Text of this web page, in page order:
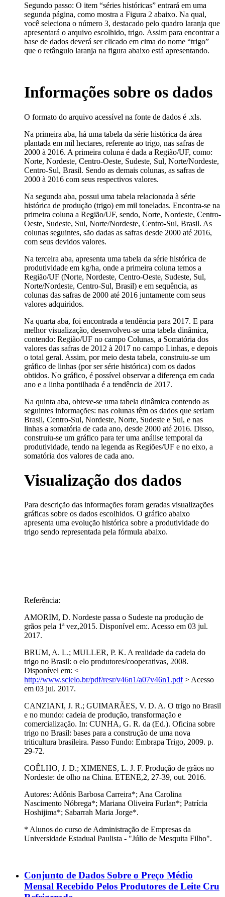
Segundo passo: O item “séries históricas” entrará em uma
segunda página, como mostra a Figura 2 abaixo. Na qual,
você seleciona o número 3, destacado pelo quadro laranja que
apresentará o arquivo escolhido, trigo. Assim para encontrar a
base de dados deverá ser clicado em cima do nome “trigo”
que o retângulo laranja na figura abaixo está apresentando.
Informações sobre os dados
O formato do arquivo acessível na fonte de dados é .xls.
Na primeira aba, há uma tabela da série histórica da área
plantada em mil hectares, referente ao trigo, nas safras de
2000 à 2016. A primeira coluna é dada a Região/UF, como:
Norte, Nordeste, Centro-Oeste, Sudeste, Sul, Norte/Nordeste,
Centro-Sul, Brasil. Sendo as demais colunas, as safras de
2000 à 2016 com seus respectivos valores.
Na segunda aba, possui uma tabela relacionada à série
histórica de produção (trigo) em mil toneladas. Encontra-se na
primeira coluna a Região/UF, sendo, Norte, Nordeste, Centro-
Oeste, Sudeste, Sul, Norte/Nordeste, Centro-Sul, Brasil. As
colunas seguintes, são dadas as safras desde 2000 até 2016,
com seus devidos valores.
Na terceira aba, apresenta uma tabela da série histórica de
produtividade em kg/ha, onde a primeira coluna temos a
Região/UF (Norte, Nordeste, Centro-Oeste, Sudeste, Sul,
Norte/Nordeste, Centro-Sul, Brasil) e em sequência, as
colunas das safras de 2000 até 2016 juntamente com seus
valores adquiridos.
Na quarta aba, foi encontrada a tendência para 2017. E para
melhor visualização, desenvolveu-se uma tabela dinâmica,
contendo: Região/UF no campo Colunas, a Somatória dos
valores das safras de 2012 à 2017 no campo Linhas, e depois
o total geral. Assim, por meio desta tabela, construiu-se um
gráfico de linhas (por ser série histórica) com os dados
obtidos. No gráfico, é possível observar a diferença em cada
ano e a linha pontilhada é a tendência de 2017.
Na quinta aba, obteve-se uma tabela dinâmica contendo as
seguintes informações: nas colunas têm os dados que seriam
Brasil, Centro-Sul, Nordeste, Norte, Sudeste e Sul, e nas
linhas a somatória de cada ano, desde 2000 até 2016. Disso,
construiu-se um gráfico para ter uma análise temporal da
produtividade, tendo na legenda as Regiões/UF e no eixo, a
somatória dos valores de cada ano.
Visualização dos dados
Para descrição das informações foram geradas visualizações
gráficas sobre os dados escolhidos. O gráfico abaixo
apresenta uma evolução histórica sobre a produtividade do
trigo sendo representada pela fórmula abaixo.
Referência:
AMORIM, D. Nordeste passa o Sudeste na produção de
grãos pela 1ª vez,2015. Disponível em:. Acesso em 03 jul.
2017.
BRUM, A. L.; MULLER, P. K. A realidade da cadeia do
trigo no Brasil: o elo produtores/cooperativas, 2008.
Disponível em: <
http://www.scielo.br/pdf/resr/v46n1/a07v46n1.pdf> Acesso
em 03 jul. 2017.
CANZIANI, J. R.; GUIMARÃES, V. D. A. O trigo no Brasil
e no mundo: cadeia de produção, transformação e
comercialização. In: CUNHA, G. R. da (Ed.). Oficina sobre
trigo no Brasil: bases para a construção de uma nova
triticultura brasileira. Passo Fundo: Embrapa Trigo, 2009. p.
29-72.
COÊLHO, J. D.; XIMENES, L. J. F. Produção de grãos no
Nordeste: de olho na China. ETENE,2, 27-39, out. 2016.
Autores: Adônis Barbosa Carreira*; Ana Carolina
Nascimento Nóbrega*; Mariana Oliveira Furlan*; Patrícia
Hoshijima*; Sabarrah Maria Jorge*.
* Alunos do curso de Administração de Empresas da
Universidade Estadual Paulista - "Júlio de Mesquita Filho".
Conjunto de Dados Sobre o Preço Médio
Mensal Recebido Pelos Produtores de Leite Cru